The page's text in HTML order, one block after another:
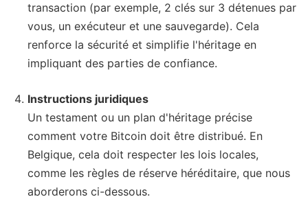
transaction (par exemple, 2 clés sur 3 détenues par
vous, un exécuteur et une sauvegarde). Cela
renforce la sécurité et simplifie l'héritage en
impliquant des parties de confiance.
Instructions juridiques
Un testament ou un plan d'héritage précise
comment votre Bitcoin doit être distribué. En
Belgique, cela doit respecter les lois locales,
comme les règles de réserve héréditaire, que nous
aborderons ci-dessous.